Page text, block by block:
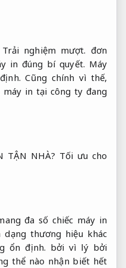
Trải nghiệm mượt. đơn
in đúng bí quyết. Máy
Cũng chính vì thế,
máy in tại công ty đang
TẬN NHÀ? Tối ưu cho
đa số chiếc máy in
dạng thương hiệu khác
ổn định. bởi vì lý bởi
thể nào nhận biết hết